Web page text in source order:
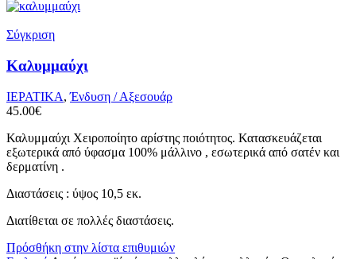
Σύγκριση
Καλυμμαύχι
ΙΕΡΑΤΙΚΑ, Ένδυση / Αξεσουάρ
45.00€
Καλυμμαύχι Χειροποίητο αρίστης ποιότητος. Κατασκευάζεται
εξωτερικά από ύφασμα 100% μάλλινο , εσωτερικά από σατέν και
δερματίνη .
Διαστάσεις : ύψος 10,5 εκ.
Διατίθεται σε πολλές διαστάσεις.
Πρόσθήκη στην λίστα επιθυμιών